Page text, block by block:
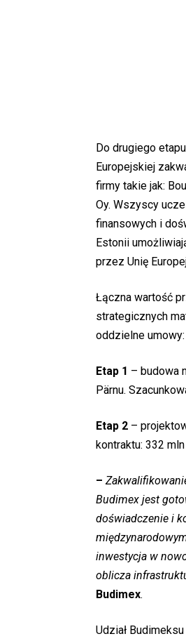
Do drugiego
Europejskiej
firmy takie jak:
Oy. Wszyscy
finansowych i
Estonii
przez Unię
Łączna wartość
strategicznych
oddzielne umowy:
Etap 1 – budowa
Pärnu.
Etap 2 –
kontraktu: 332 mln
–
Budimex jest
doświadczenie i
inwestycja w
oblicza
Budimex.
Udział